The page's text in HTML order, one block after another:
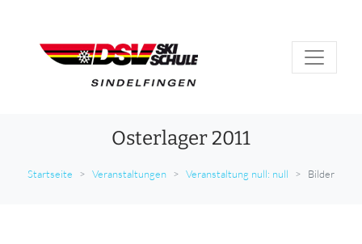
Osterlager 2011
Startseite Veranstaltungen Veranstaltung null: null Bilder